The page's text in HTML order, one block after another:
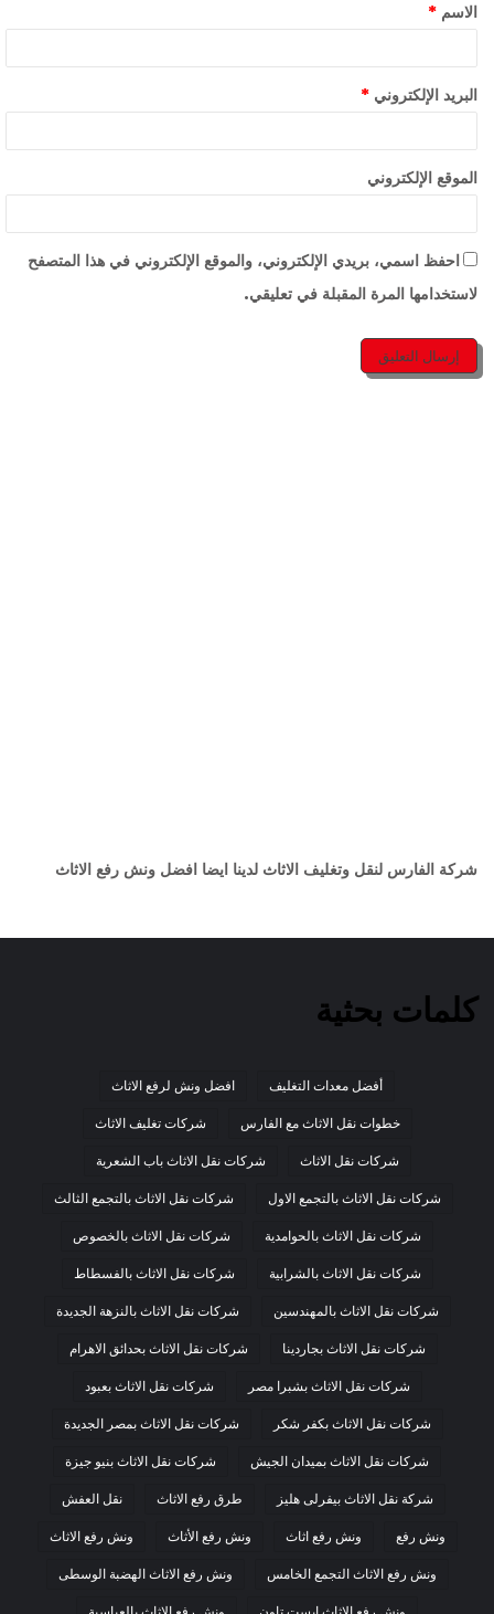
الاسم *
البريد الإلكتروني *
الموقع الإلكتروني
احفظ اسمي، بريدي الإلكتروني، والموقع الإلكتروني في هذا المتصفح
لاستخدامها المرة المقبلة في تعليقي.
شركة الفارس لنقل وتغليف الاثاث لدينا ايضا افضل ونش رفع الاثاث
كلمات بحثية
أفضل معدات التغليف افضل ونش لرفع الاثاث
خطوات نقل الاثاث مع الفارس شركات تغليف الاثاث
شركات نقل الاثاث شركات نقل الاثاث باب الشعرية
شركات نقل الاثاث بالتجمع الاول شركات نقل الاثاث بالتجمع الثالث
شركات نقل الاثاث بالحوامدية شركات نقل الاثاث بالخصوص
شركات نقل الاثاث بالشرابية شركات نقل الاثاث بالفسطاط
شركات نقل الاثاث بالمهندسين شركات نقل الاثاث بالنزهة الجديدة
شركات نقل الاثاث بجاردينا شركات نقل الاثاث بحدائق الاهرام
شركات نقل الاثاث بشبرا مصر شركات نقل الاثاث بعبود
شركات نقل الاثاث بكفر شكر شركات نقل الاثاث بمصر الجديدة
شركات نقل الاثاث بميدان الجيش شركات نقل الاثاث بنيو جيزة
شركة نقل الاثاث بيفرلى هليز طرق رفع الاثاث نقل العفش
ونش رفع ونش رفع اثاث ونش رفع الأثاث ونش رفع الاثاث
ونش رفع الاثاث التجمع الخامس ونش رفع الاثاث الهضبة الوسطى